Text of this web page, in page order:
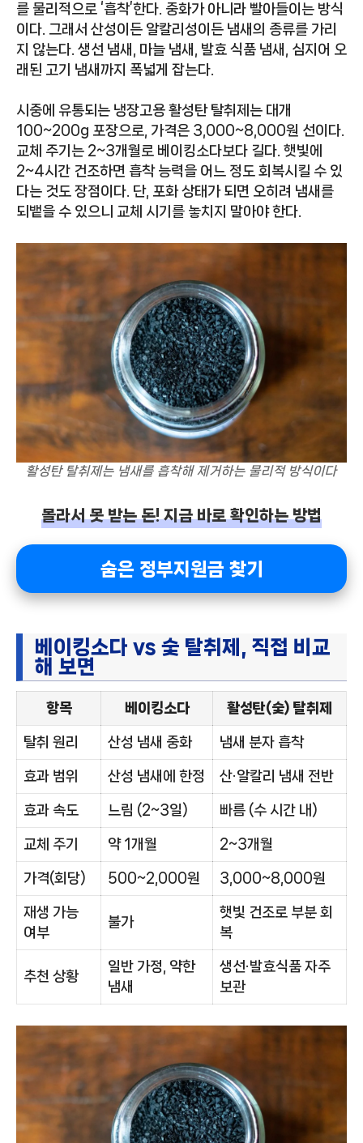
를 물리적으로 ‘흡착’한다. 중화가 아니라 빨아들이는 방식
이다. 그래서 산성이든 알칼리성이든 냄새의 종류를 가리
지 않는다. 생선 냄새, 마늘 냄새, 발효 식품 냄새, 심지어 오
래된 고기 냄새까지 폭넓게 잡는다.
시중에 유통되는 냉장고용 활성탄 탈취제는 대개
100~200g 포장으로, 가격은 3,000~8,000원 선이다.
교체 주기는 2~3개월로 베이킹소다보다 길다. 햇빛에
2~4시간 건조하면 흡착 능력을 어느 정도 회복시킬 수 있
다는 것도 장점이다. 단, 포화 상태가 되면 오히려 냄새를
되뱉을 수 있으니 교체 시기를 놓치지 말아야 한다.
활성탄 탈취제는 냄새를 흡착해 제거하는 물리적 방식이다
몰라서 못 받는 돈! 지금 바로 확인하는 방법
숨은 정부지원금 찾기
베이킹소다 vs 숯 탈취제, 직접 비교
해 보면
항목 베이킹소다 활성탄(숯) 탈취제
탈취 원리 산성 냄새 중화 냄새 분자 흡착
효과 범위 산성 냄새에 한정 산·알칼리 냄새 전반
효과 속도 느림 (2~3일) 빠름 (수 시간 내)
교체 주기 약 1개월 2~3개월
가격(회당) 500~2,000원 3,000~8,000원
재생 가능
여부
불가
햇빛 건조로 부분 회
복
추천 상황
일반 가정, 약한
냄새
생선·발효식품 자주
보관